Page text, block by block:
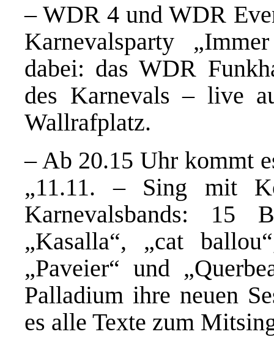
– WDR 4 und WDR
Karnevalsparty
dabei: das WDR
des Karnevals – live
Wallrafplatz.
– Ab 20.15 Uhr kommt
„11.11. – Sing mit
Karnevalsbands: 15
„Kasalla“, „cat
„Paveier“ und
Palladium ihre neuen
es alle Texte zum